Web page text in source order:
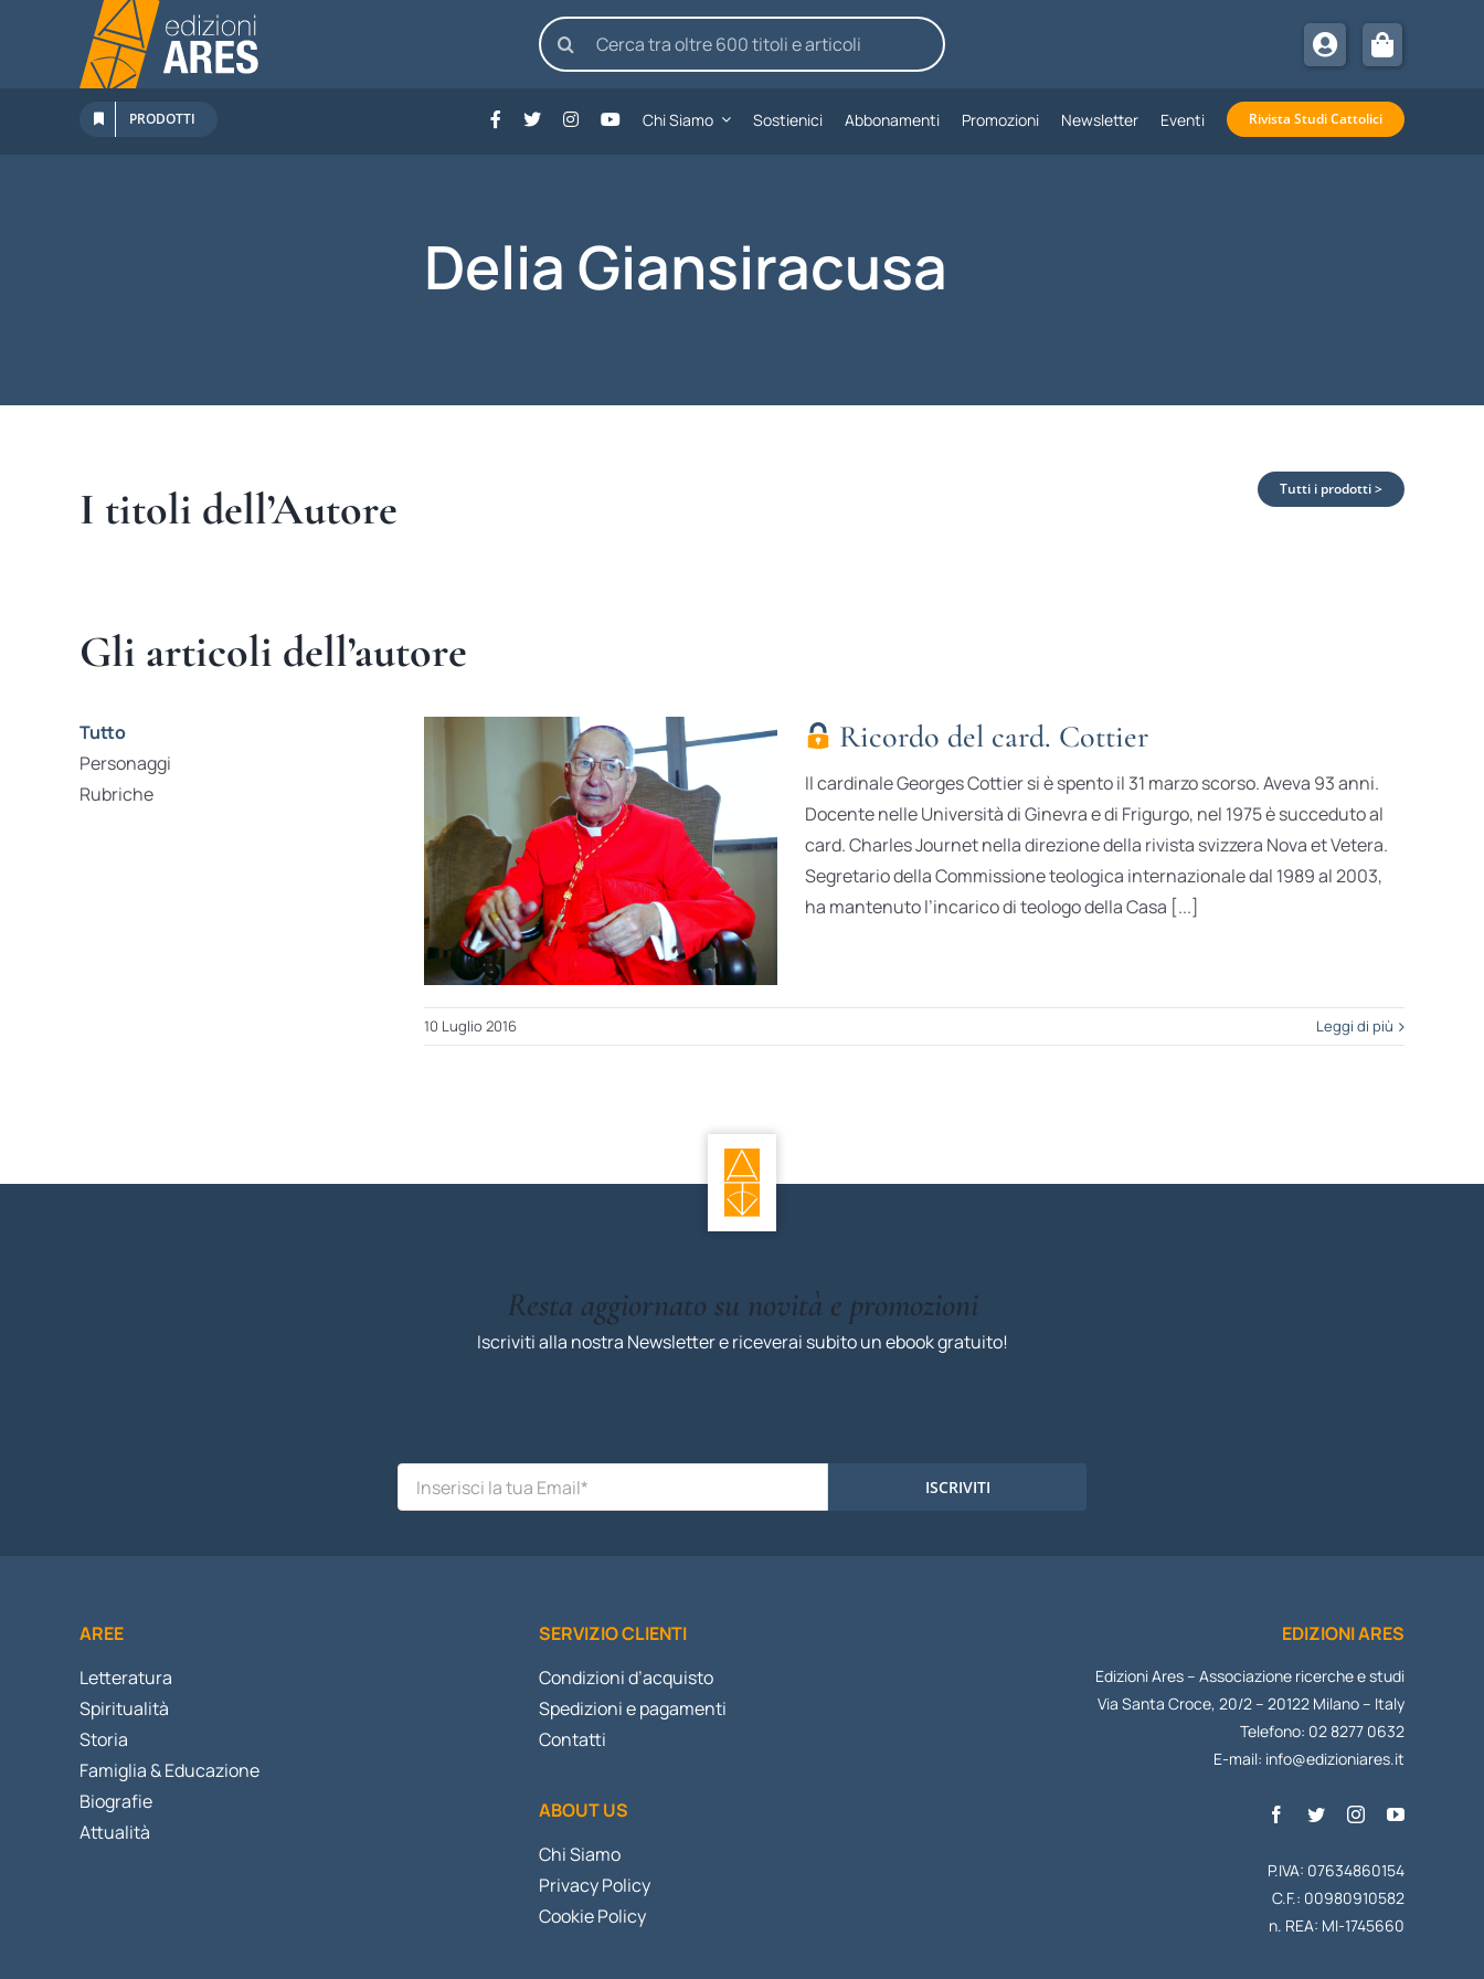
contenuto
Cerca
per:
PRODOTTI Chi Siamo Sostienici Abbonamenti Promozioni Newsletter Eventi Rivista Studi Cattolici
Delia Giansiracusa
I titoli dell’Autore Tutti i prodotti >
Gli articoli dell’autore
Tutto
Personaggi
Rubriche
Ricordo del card. Cottier
Il cardinale Georges Cottier si è spento il 31 marzo scorso. Aveva 93 anni.
Docente nelle Università di Ginevra e di Frigurgo, nel 1975 è succeduto al
card. Charles Journet nella direzione della rivista svizzera Nova et Vetera.
Segretario della Commissione teologica internazionale dal 1989 al 2003,
ha mantenuto l’incarico di teologo della Casa [...]
10 Luglio 2016 Leggi di più
Resta aggiornato su novità e promozioni
Iscriviti alla nostra Newsletter e riceverai subito un ebook gratuito!
ISCRIVITI
AREE
Letteratura
Spiritualità
Storia
Famiglia & Educazione
Biografie
Attualità
SERVIZIO CLIENTI
Condizioni d’acquisto
Spedizioni e pagamenti
Contatti
ABOUT US
Chi Siamo
Privacy Policy
Cookie Policy
EDIZIONI ARES
Edizioni Ares – Associazione ricerche e studi
Via Santa Croce, 20/2 – 20122 Milano – Italy
Telefono: 02 8277 0632
E-mail: info@edizioniares.it
P.IVA: 07634860154
C.F.: 00980910582
n. REA: MI-1745660